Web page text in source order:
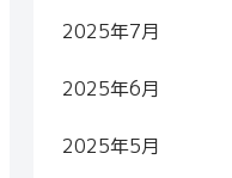
2025年7月
2025年6月
2025年5月